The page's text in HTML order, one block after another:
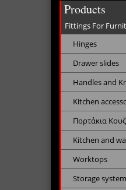
Products
Fittings For
Hinges
Drawer slides
Handles and
Kitchen
Πορτάκια
Kitchen and
Worktops
Storage